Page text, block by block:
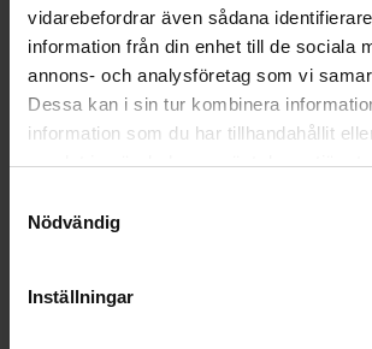
vidarebefordrar även sådana
information från din enhet till de sociala
annons- och analysföretag som vi
Dessa kan i sin tur kombinera
information som du har tillhandahållit
samlat in när du har använt deras
Nödvändig
Inställningar
01 000 08 131 Syrgasmask, barn
01 000 08 130 Syrgasmask,
Relaterade